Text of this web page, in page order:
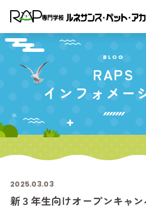
BLOG
RAPS
インフォメー
2025.03.03
新３年生向けオープンキャン